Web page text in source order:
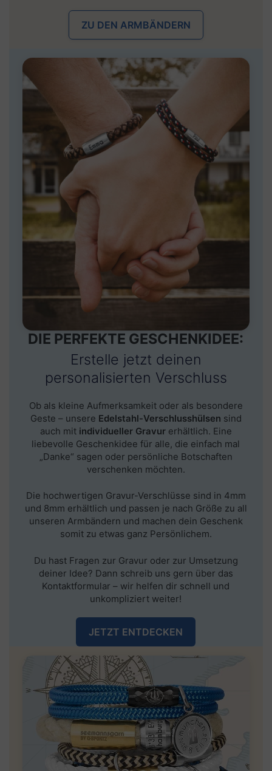
ZU DEN ARMBÄNDERN
DIE PERFEKTE GESCHENKIDEE:
Erstelle jetzt deinen
personalisierten Verschluss
Ob als kleine Aufmerksamkeit oder als besondere
Geste – unsere Edelstahl-Verschlusshülsen sind
auch mit individueller Gravurerhältlich. Eine
liebevolle Geschenkidee für alle, die einfach mal
„Danke“ sagen oder persönliche Botschaften
verschenken möchten.
Die hochwertigen Gravur-Verschlüsse sind in 4mm
und 8mm erhältlich und passen je nach Größe zu all
unseren Armbändern und machen dein Geschenk
somit zu etwas ganz Persönlichem.
Du hast Fragen zur Gravur oder zur Umsetzung
deiner Idee? Dann schreib uns gern über das
Kontaktformular – wir helfen dir schnell und
unkompliziert weiter!
JETZT ENTDECKEN